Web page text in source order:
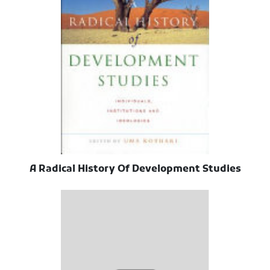
A Radical History Of Development Studies